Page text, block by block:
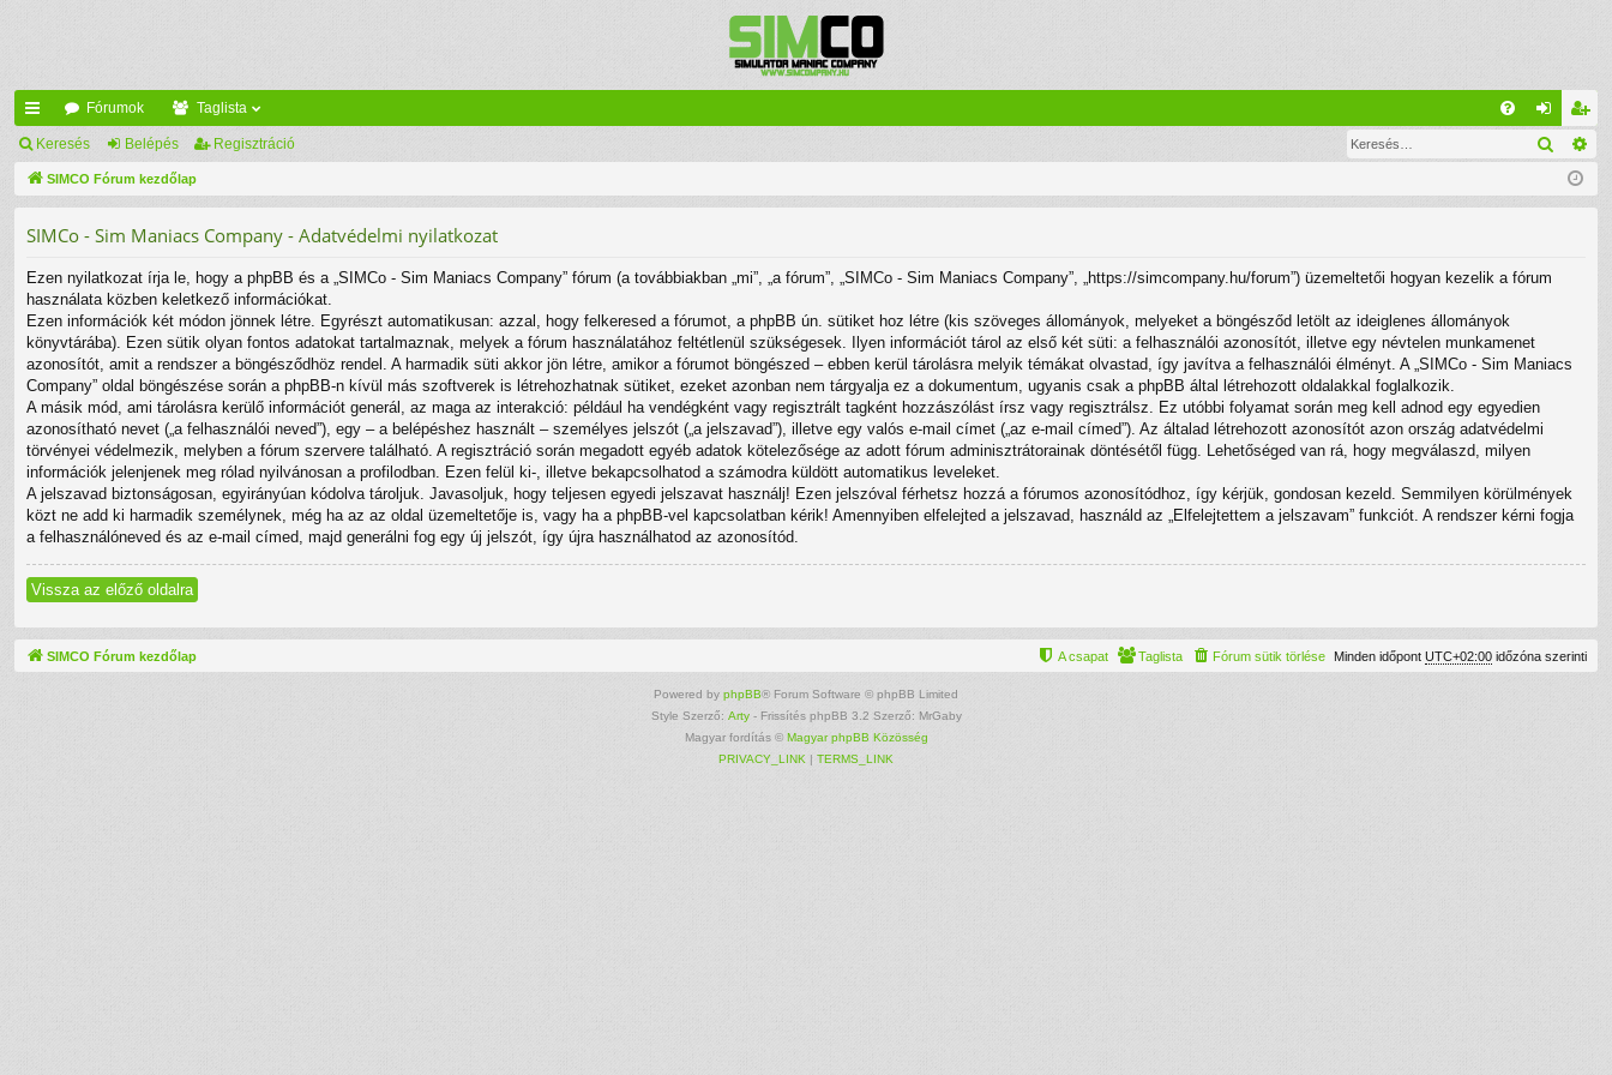
yo
rs
k
Fórumok Taglista
el eg
is
Keresés Belépés Regisztráció
SIMCO Fórum kezdőlap
SIMCo - Sim Maniacs Company - Adatvédelmi nyilatkozat
Ezen nyilatkozat írja le, hogy a phpBB és a „SIMCo - Sim Maniacs Company” fórum (a továbbiakban „mi”, „a fórum”, „SIMCo - Sim Maniacs Company”, „https://simcompany.hu/forum”) üzemeltetői hogyan kezelik a fórum
használata közben keletkező információkat.
Ezen információk két módon jönnek létre. Egyrészt automatikusan: azzal, hogy felkeresed a fórumot, a phpBB ún. sütiket hoz létre (kis szöveges állományok, melyeket a böngésződ letölt az ideiglenes állományok
könyvtárába). Ezen sütik olyan fontos adatokat tartalmaznak, melyek a fórum használatához feltétlenül szükségesek. Ilyen információt tárol az első két süti: a felhasználói azonosítót, illetve egy névtelen munkamenet
azonosítót, amit a rendszer a böngésződhöz rendel. A harmadik süti akkor jön létre, amikor a fórumot böngészed – ebben kerül tárolásra melyik témákat olvastad, így javítva a felhasználói élményt. A „SIMCo - Sim Maniacs
Company” oldal böngészése során a phpBB-n kívül más szoftverek is létrehozhatnak sütiket, ezeket azonban nem tárgyalja ez a dokumentum, ugyanis csak a phpBB által létrehozott oldalakkal foglalkozik.
A másik mód, ami tárolásra kerülő információt generál, az maga az interakció: például ha vendégként vagy regisztrált tagként hozzászólást írsz vagy regisztrálsz. Ez utóbbi folyamat során meg kell adnod egy egyedien
azonosítható nevet („a felhasználói neved”), egy – a belépéshez használt – személyes jelszót („a jelszavad”), illetve egy valós e-mail címet („az e-mail címed”). Az általad létrehozott azonosítót azon ország adatvédelmi
törvényei védelmezik, melyben a fórum szervere található. A regisztráció során megadott egyéb adatok kötelezősége az adott fórum adminisztrátorainak döntésétől függ. Lehetőséged van rá, hogy megválaszd, milyen
információk jelenjenek meg rólad nyilvánosan a profilodban. Ezen felül ki-, illetve bekapcsolhatod a számodra küldött automatikus leveleket.
A jelszavad biztonságosan, egyirányúan kódolva tároljuk. Javasoljuk, hogy teljesen egyedi jelszavat használj! Ezen jelszóval férhetsz hozzá a fórumos azonosítódhoz, így kérjük, gondosan kezeld. Semmilyen körülmények
közt ne add ki harmadik személynek, még ha az az oldal üzemeltetője is, vagy ha a phpBB-vel kapcsolatban kérik! Amennyiben elfelejted a jelszavad, használd az „Elfelejtettem a jelszavam” funkciót. A rendszer kérni fogja
a felhasználóneved és az e-mail címed, majd generálni fog egy új jelszót, így újra használhatod az azonosítód.
Vissza az előző oldalra
SIMCO Fórum kezdőlap Minden időpont UTC+02:00 időzóna szerinti
Fórum sütik törlése
Taglista
A csapat
Powered by phpBB® Forum Software © phpBB Limited
Style Szerző: Arty- Frissítés phpBB 3.2 Szerző: MrGaby
Magyar fordítás © Magyar phpBB Közösség
PRIVACY_LINK | TERMS_LINK